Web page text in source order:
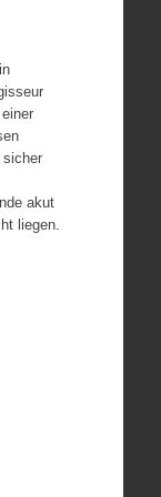
sicher
akut
liegen.